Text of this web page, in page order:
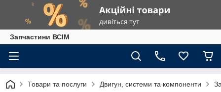
Запчастини ВСІМ
Товари та послуги Двигун, системи та компоненти